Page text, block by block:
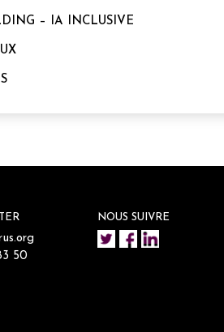
– IA INCLUSIVE
50
NOUS SUIVRE